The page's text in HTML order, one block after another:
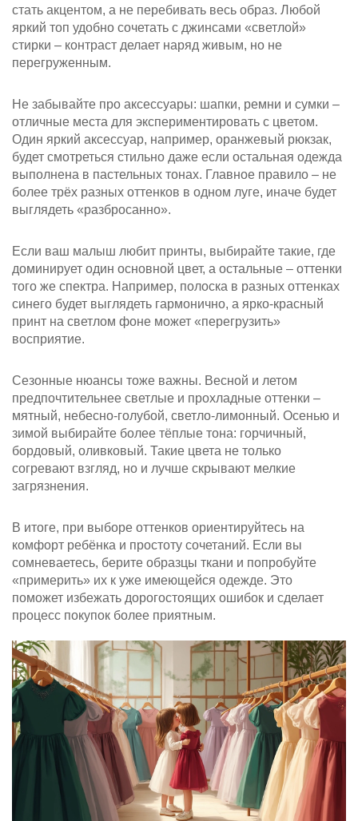
стать акцентом, а не перебивать весь образ. Любой
яркий топ удобно сочетать с джинсами «светлой»
стирки – контраст делает наряд живым, но не
перегруженным.
Не забывайте про аксессуары: шапки, ремни и сумки –
отличные места для экспериментировать с цветом.
Один яркий аксессуар, например, оранжевый рюкзак,
будет смотреться стильно даже если остальная одежда
выполнена в пастельных тонах. Главное правило – не
более трёх разных оттенков в одном луге, иначе будет
выглядеть «разбросанно».
Если ваш малыш любит принты, выбирайте такие, где
доминирует один основной цвет, а остальные – оттенки
того же спектра. Например, полоска в разных оттенках
синего будет выглядеть гармонично, а ярко‑красный
принт на светлом фоне может «перегрузить»
восприятие.
Сезонные нюансы тоже важны. Весной и летом
предпочтительнее светлые и прохладные оттенки –
мятный, небесно‑голубой, светло‑лимонный. Осенью и
зимой выбирайте более тёплые тона: горчичный,
бордовый, оливковый. Такие цвета не только
согревают взгляд, но и лучше скрывают мелкие
загрязнения.
В итоге, при выборе оттенков ориентируйтесь на
комфорт ребёнка и простоту сочетаний. Если вы
сомневаетесь, берите образцы ткани и попробуйте
«примерить» их к уже имеющейся одежде. Это
поможет избежать дорогостоящих ошибок и сделает
процесс покупок более приятным.